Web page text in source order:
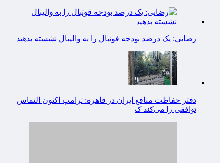
رضایی: یک درصد بودجه فوتبال را به والیبال نشسته بدهید
دفتر حفاظت منافع ایران در قاهره: ترامپ اکنون التماس
توافقی را می‌کند ک